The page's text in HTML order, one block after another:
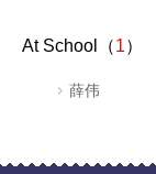
At School（1）
薛伟